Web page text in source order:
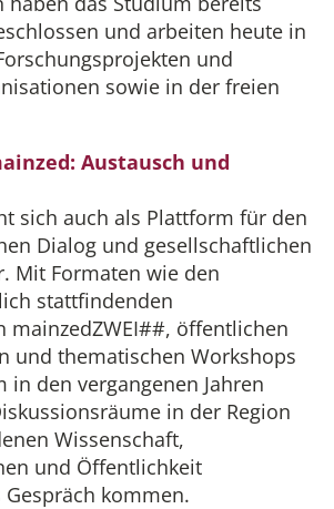
und arbeiten heute in
und
sowie in der freien
Austausch und
sich auch als Plattform für den
Dialog und gesellschaftlichen
Mit Formaten wie den
stattfindenden
mainzedZWEI##, öffentlichen
und thematischen Workshops
in den vergangenen Jahren
in der Region
Wissenschaft,
und Öffentlichkeit
kommen.